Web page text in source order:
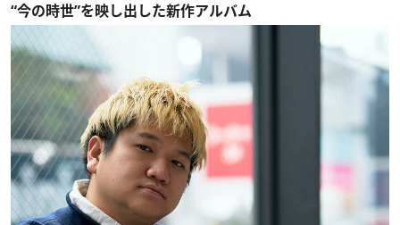
“今の時世”を映し出した新作アルバム